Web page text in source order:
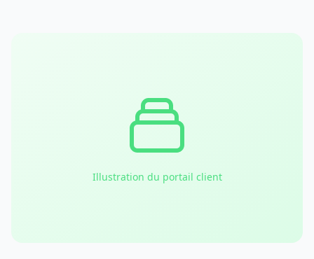
Illustration du portail client